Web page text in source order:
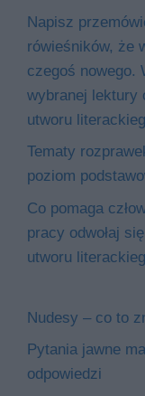
Napisz
rówieśników, że
czegoś nowego.
wybranej lektury
utworu
Tematy
poziom
Co pomaga
pracy odwołaj
utworu
Nudesy – co to
Pytania jawne
odpowiedzi